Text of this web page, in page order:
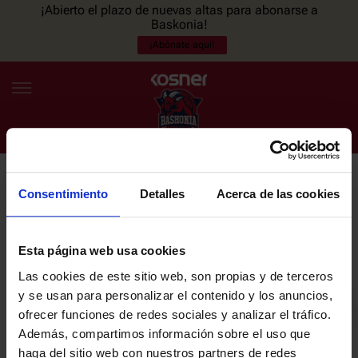
Consentimiento Detalles Acerca de las cookies
Esta página web usa cookies
Las cookies de este sitio web, son propias y de terceros
y se usan para personalizar el contenido y los anuncios,
ofrecer funciones de redes sociales y analizar el tráfico.
Además, compartimos información sobre el uso que
haga del sitio web con nuestros partners de redes
¡Abierto el plazo de nuevas altas para abonarse a
Baskonia!
¡Abónate aquí!
ES EU
NOTICIAS
PLANTILLA
ENTRADAS
NEWSLETTER
últimas noticias y promociones del club.
Email
He leído y acepto laPolítica de privacidaddel SASKI BASKONIA